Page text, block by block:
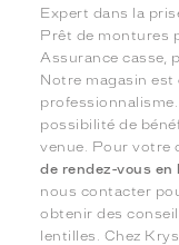
Expert dans la
Prêt de montures
Assurance casse,
Notre magasin est
possibilité de
venue. Pour votre
de rendez-vous
nous contacter
obtenir des
lentilles. Chez